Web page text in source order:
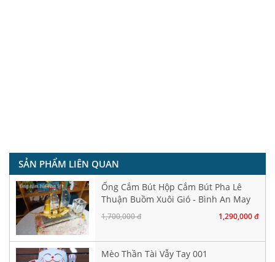
SẢN PHẨM LIÊN QUAN
Ống Cắm Bút Hộp Cắm Bút Pha Lê
Thuận Buồm Xuôi Gió - Bình An May
Mắn
1,700,000 đ 1,290,000 đ
Mèo Thần Tài Vẫy Tay 001